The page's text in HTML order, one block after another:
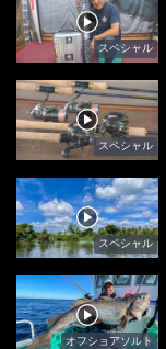
スペシャル
スペシャル
スペシャル
オフショアソルト